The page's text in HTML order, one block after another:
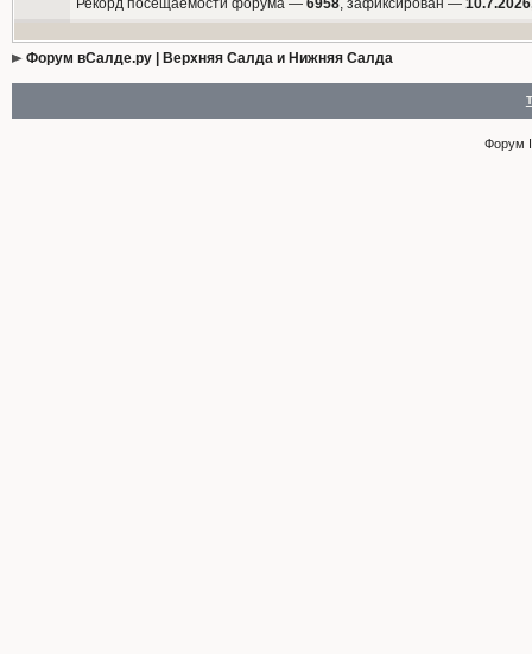
Рекорд посещаемости форума — 6958, зафиксирован —
Форум вСалде.ру | Верхняя Салда и Нижняя Салда
Форум